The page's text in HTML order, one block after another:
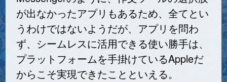
が出なかったアプリもあるため、全てとい
うわけではないようだが、アプリを問わ
ず、シームレスに活用できる使い勝手は、
プラットフォームを手掛けているAppleだ
からこそ実現できたことといえる。